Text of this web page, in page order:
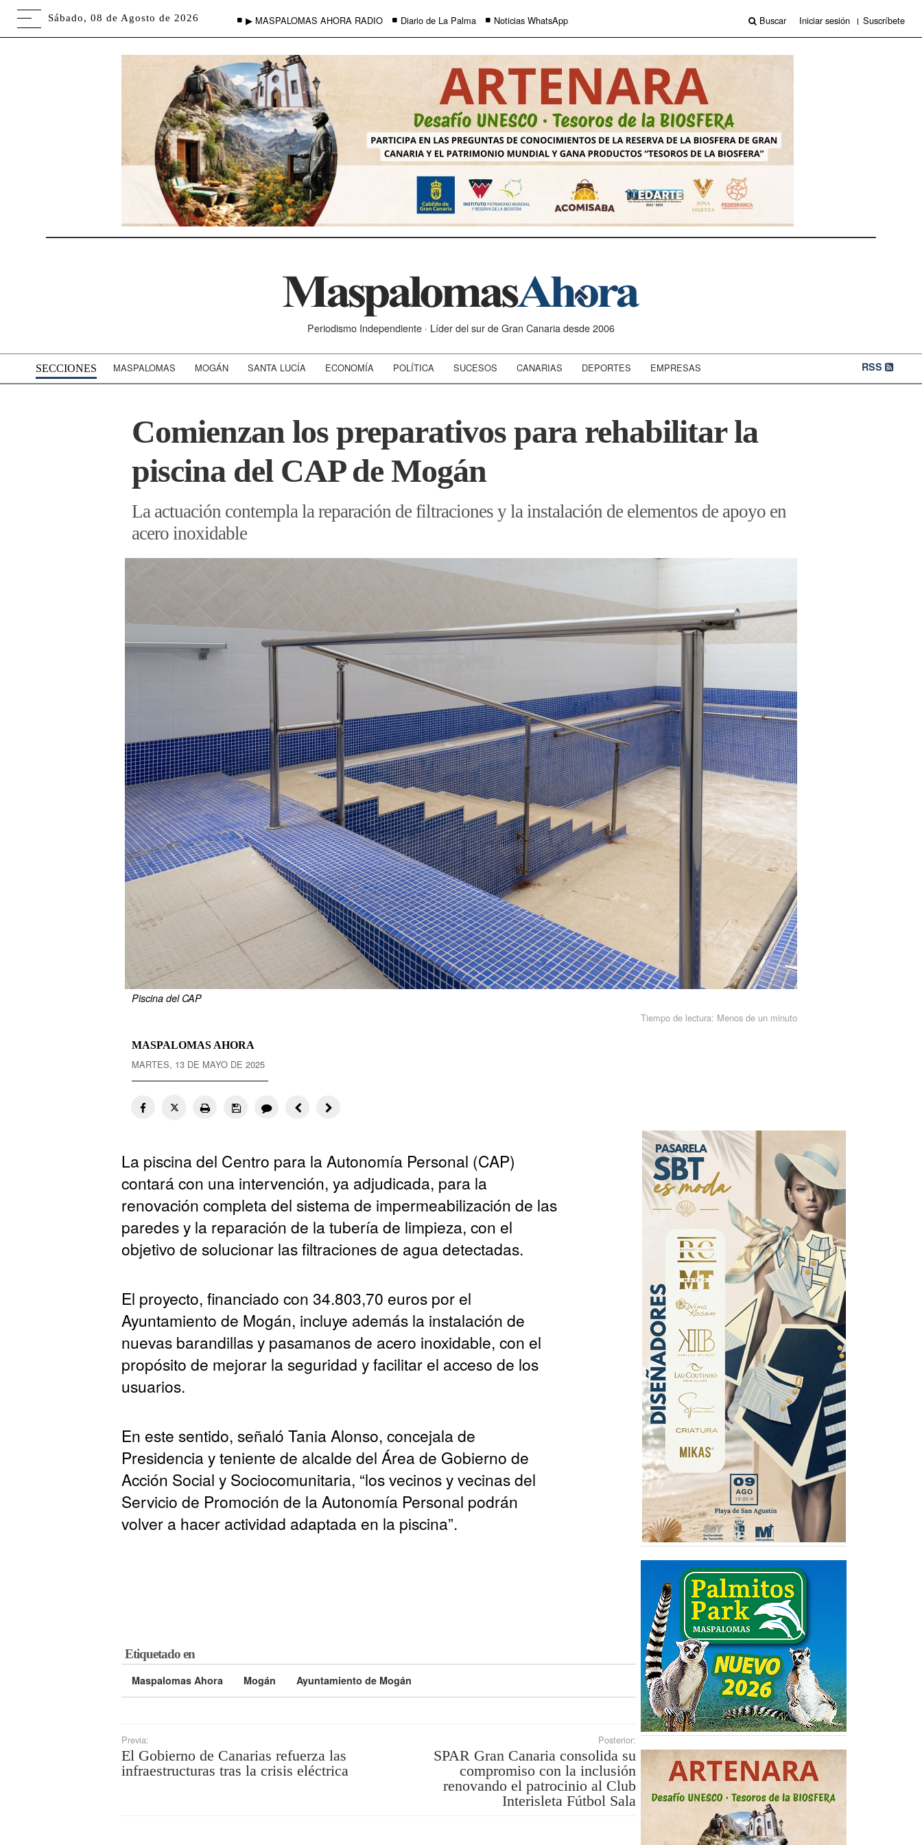
Sábado, 08 de Agosto de 2026 ▶ MASPALOMAS AHORA RADIO Diario de La Palma Noticias WhatsApp Buscar Iniciar sesión Suscríbete
Periodismo Independiente · Líder del sur de Gran Canaria desde 2006
SECCIONES MASPALOMAS MOGÁN SANTA LUCÍA ECONOMÍA POLÍTICA SUCESOS CANARIAS DEPORTES EMPRESAS RSS
Comienzan los preparativos para rehabilitar la
piscina del CAP de Mogán
La actuación contempla la reparación de filtraciones y la instalación de elementos de apoyo en
acero inoxidable
Piscina del CAP
MASPALOMAS AHORA
MARTES, 13 DE MAYO DE 2025
Tiempo de lectura: Menos de un minuto
La piscina del Centro para la Autonomía Personal (CAP)
contará con una intervención, ya adjudicada, para la
renovación completa del sistema de impermeabilización de las
paredes y la reparación de la tubería de limpieza, con el
objetivo de solucionar las filtraciones de agua detectadas.
El proyecto, financiado con 34.803,70 euros por el
Ayuntamiento de Mogán, incluye además la instalación de
nuevas barandillas y pasamanos de acero inoxidable, con el
propósito de mejorar la seguridad y facilitar el acceso de los
usuarios.
En este sentido, señaló Tania Alonso, concejala de
Presidencia y teniente de alcalde del Área de Gobierno de
Acción Social y Sociocomunitaria, “los vecinos y vecinas del
Servicio de Promoción de la Autonomía Personal podrán
volver a hacer actividad adaptada en la piscina”.
Etiquetado en
Maspalomas Ahora Mogán Ayuntamiento de Mogán
Previa:
El Gobierno de Canarias refuerza las
infraestructuras tras la crisis eléctrica
Posterior:
SPAR Gran Canaria consolida su
compromiso con la inclusión
renovando el patrocinio al Club
Interisleta Fútbol Sala